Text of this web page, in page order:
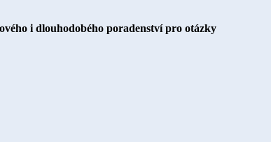
i dlouhodobého poradenství pro otázky